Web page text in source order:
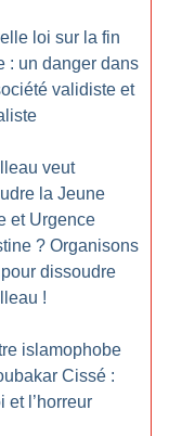
loi sur la fin
: un danger dans
validiste et
veut
la Jeune
et Urgence
? Organisons
dissoudre
!
islamophobe
Cissé :
et l’horreur